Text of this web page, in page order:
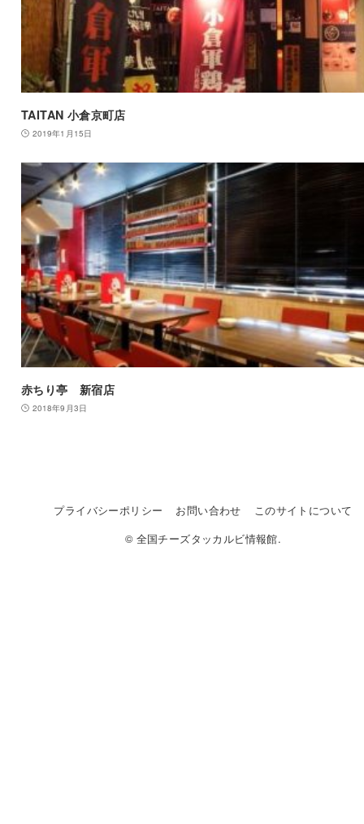
TAITAN 小倉京町店
2019年1月15日
赤ちり亭 新宿店
2018年9月3日
プライバシーポリシー お問い合わせ
このサイトについて
© 全国チーズタッカルビ情報館.